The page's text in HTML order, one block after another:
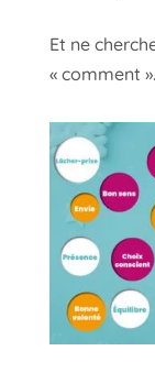
Et ne
« comment